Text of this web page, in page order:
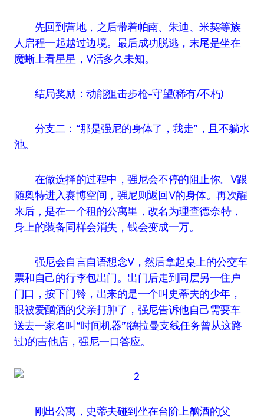
先回到营地，之后带着帕南、朱迪、米契等族
人启程一起越过边境。最后成功脱逃，末尾是坐在
魔蜥上看星星，V活多久未知。
结局奖励：动能狙击步枪-守望(稀有/不朽)
分支二：“那是强尼的身体了，我走”，且不躺水
池。
在做选择的过程中，强尼会不停的阻止你。V跟
随奥特进入赛博空间，强尼则返回V的身体。再次醒
来后，是在一个租的公寓里，改名为理查德·奈特，
身上的装备同样会消失，钱会变成一万。
强尼会自言自语想念V，然后拿起桌上的公交车
票和自己的行李包出门。出门后走到同层另一住户
门口，按下门铃，出来的是一个叫史蒂夫的少年，
眼被爱酗酒的父亲打肿了，强尼告诉他自己需要车
送去一家名叫“时间机器”(德拉曼支线任务曾从这路
过)的吉他店，强尼一口答应。
刚出公寓，史蒂夫碰到坐在台阶上酗酒的父